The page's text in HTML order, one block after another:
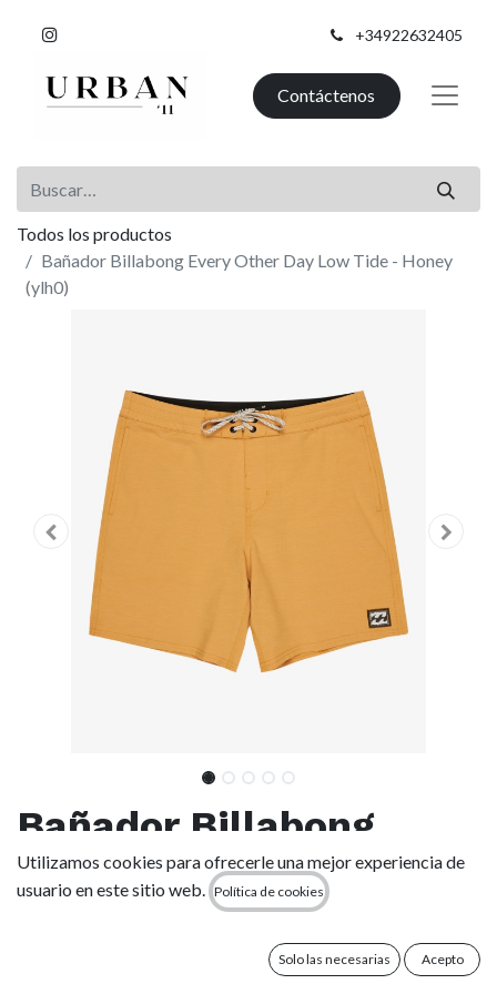
+34922632405
Contáctenos
Todos los productos
Bañador Billabong Every Other Day Low Tide - Honey
(ylh0)
Bañador Billabong
Every Other Day Low
Tide - Honey (ylh0)
Utilizamos cookies para ofrecerle una mejor experiencia de
usuario en este sitio web.
Política de cookies
Solo las necesarias Acepto